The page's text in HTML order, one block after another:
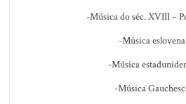
-Música do séc. XVIII –
-Música eslovena
-Música
-Música